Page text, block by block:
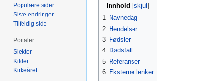
Innhold
1 Navnedag
2 Hendelser
3 Fødsler
4 Dødsfall
5 Referanser
6 Eksterne lenker
Populære sider
Siste endringer
Tilfeldig side
Portaler
Slekter
Kilder
Kirkeåret